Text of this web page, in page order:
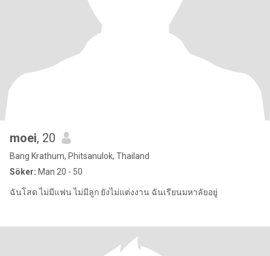
moei, 20
Bang Krathum, Phitsanulok, Thailand
Söker: Man 20 - 50
ฉันโสด ไม่มีแฟน ไม่มีลูก ยังไม่แต่งงาน ฉันเรียนมหาลัยอยู่